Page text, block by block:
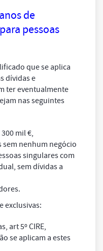
de
pessoas
que se aplica
dívidas e
ter eventualmente
nas seguintes
mil €,
sem nenhum negócio
singulares com
sem dívidas a
exclusivas:
art 5º CIRE,
se aplicam a estes